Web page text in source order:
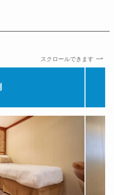
スクロールできます